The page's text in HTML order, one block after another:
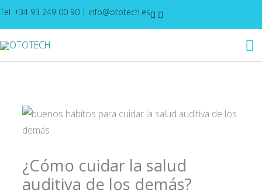
Skip
content
Tel. +34 93 249 00 90 | info@ototech.es
¿Cómo cuidar la salud
auditiva de los demás?